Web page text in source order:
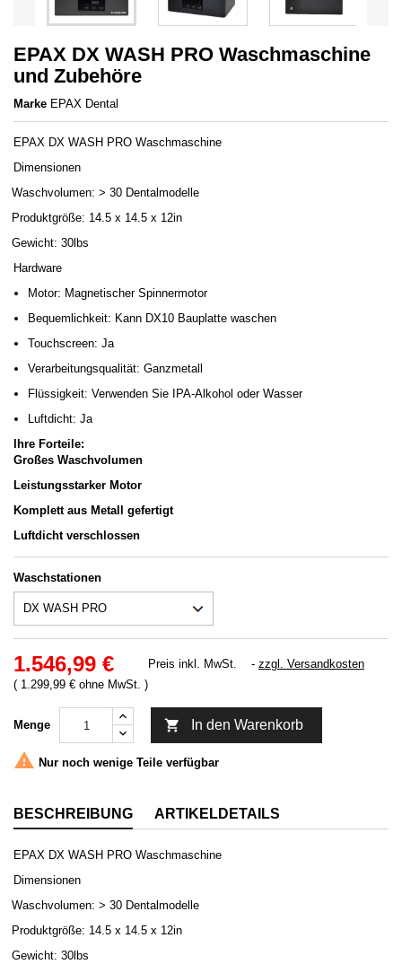
EPAX DX WASH PRO Waschmaschine
und Zubehöre
Marke EPAX Dental
EPAX DX WASH PRO Waschmaschine
Dimensionen
Waschvolumen: > 30 Dentalmodelle
Produktgröße: 14.5 x 14.5 x 12in
Gewicht: 30lbs
Hardware
Motor: Magnetischer Spinnermotor
Bequemlichkeit: Kann DX10 Bauplatte waschen
Touchscreen: Ja
Verarbeitungsqualität: Ganzmetall
Flüssigkeit: Verwenden Sie IPA-Alkohol oder Wasser
Luftdicht: Ja
Ihre Forteile:
Großes Waschvolumen
Leistungsstarker Motor
Komplett aus Metall gefertigt
Luftdicht verschlossen
Waschstationen
1.546,99 €
( 1.299,99 € ohne MwSt. )
Preis inkl. MwSt. zzgl. Versandkosten
Menge  In den Warenkorb
 Nur noch wenige Teile verfügbar
BESCHREIBUNG ARTIKELDETAILS
EPAX DX WASH PRO Waschmaschine
Dimensionen
Waschvolumen: > 30 Dentalmodelle
Produktgröße: 14.5 x 14.5 x 12in
Gewicht: 30lbs